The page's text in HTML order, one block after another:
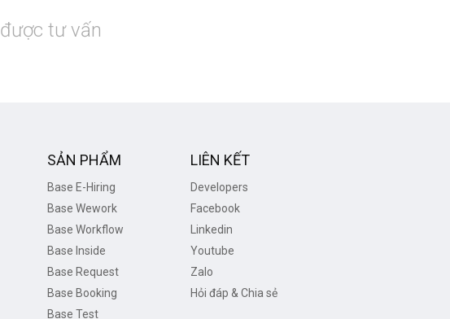
tư vấn
SẢN PHẨM
Base E-Hiring
Base Wework
Base Workflow
Base Inside
Base Request
Base Booking
Base Test
LIÊN KẾT
Developers
Facebook
Linkedin
Youtube
Zalo
Hỏi đáp & Chia sẻ